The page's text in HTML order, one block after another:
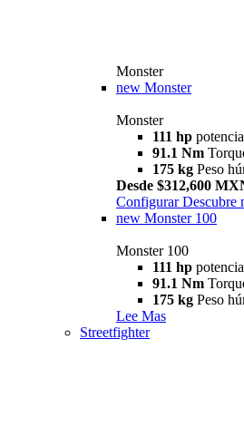
Monster
new Monster
Monster
111 hp potencia
91.1 Nm
175 kg Peso
Desde $312,600
Configurar Descubre
new Monster 100
Monster 100
111 hp potencia
91.1 Nm
175 kg Peso
Lee Mas
Streetfighter